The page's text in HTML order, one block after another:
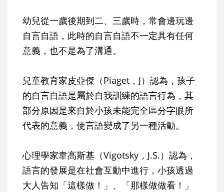
幼兒從一歲後期到二、三歲時，常會邊玩邊
自言自語，此時的自言自語不一定具有任何
意義，也不是為了溝通。
兒童教育家皮亞傑（Piaget，J）認為，孩子
的自言自語是屬於自我訓練的語言行為，其
部分原因是來自於小孩未能完全區分字眼所
代表的意義，使言語變成了另一種活動。
心理學家韋高斯基（Vigotsky，J.S.）認為，
語言的發展是在社會互動中進行，小孩透過
大人告知「這樣做！」、「那樣做做看！」